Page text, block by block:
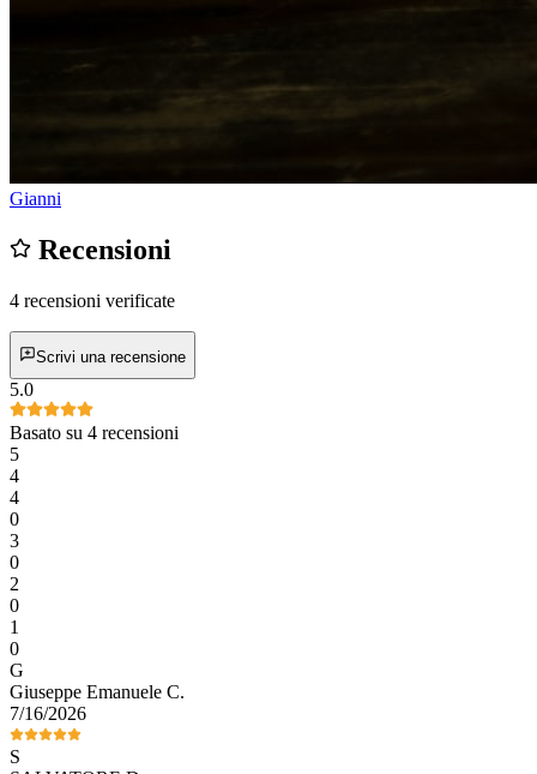
Gianni
Recensioni
4 recensioni verificate
Scrivi una recensione
5.0
Basato su 4 recensioni
5
4
4
0
3
0
2
0
1
0
G
Giuseppe Emanuele C.
7/16/2026
S